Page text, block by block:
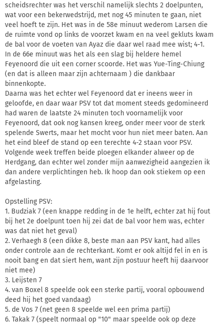
scheidsrechter was het verschil namelijk slechts 2 doelpunten,
wat voor een bekerwedstrijd, met nog 45 minuten te gaan, niet
veel hoeft te zijn. Het was in de 58e minuut wederom Larsen die
de ruimte vond op links de voorzet kwam en na veel gekluts kwam
de bal voor de voeten van Ayaz die daar wel raad mee wist; 4-1.
In de 66e minuut was het als een slag bij heldere hemel
Feyenoord die uit een corner scoorde. Het was Yue-Ting-Chiung
(en dat is alleen maar zijn achternaam ) die dankbaar
binnenkopte.
Daarna was het echter wel Feyenoord dat er ineens weer in
geloofde, en daar waar PSV tot dat moment steeds gedomineerd
had waren de laatste 24 minuten toch voornamelijk voor
Feyenoord, dat ook nog kansen kreeg, onder meer voor de sterk
spelende Swerts, maar het mocht voor hun niet meer baten. Aan
het eind bleef de stand op een terechte 4-2 staan voor PSV.
Volgende week treffen beide ploegen elkander alweer op de
Herdgang, dan echter wel zonder mijn aanwezigheid aangezien ik
dan andere verplichtingen heb. Ik hoop dan ook stiekem op een
afgelasting.
Opstelling PSV:
1. Budziak 7 (een knappe redding in de 1e helft, echter zat hij fout
bij het 2e doelpunt toen hij zei dat de bal voor hem was, echter
was dat niet het geval)
2. Verhaegh 8 (een dikke 8, beste man aan PSV kant, had alles
onder controle aan de rechterkant. Komt er ook altijd fel in en is
nooit bang en dat siert hem, want zijn postuur heeft hij daarvoor
niet mee)
3. Leijsten 7
4. van Boxel 8 speelde ook een sterke partij, vooral opbouwend
deed hij het goed vandaag)
5. de Vos 7 (net geen 8 speelde wel een prima partij)
6. Takak 7 (speelt normaal op "10" maar speelde ook op deze